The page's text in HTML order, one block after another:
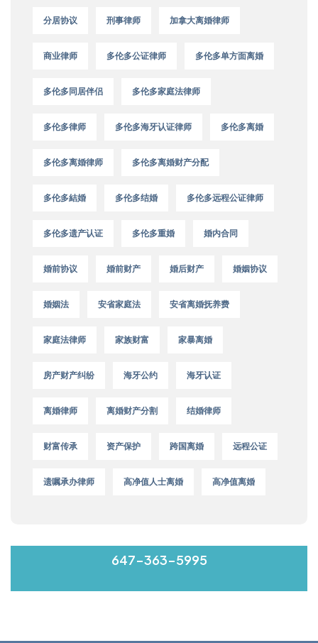
分居协议 刑事律师 加拿大离婚律师
商业律师 多伦多公证律师 多伦多单方面离婚
多伦多同居伴侣 多伦多家庭法律师
多伦多律师 多伦多海牙认证律师 多伦多离婚
多伦多离婚律师 多伦多离婚财产分配
多伦多結婚 多伦多结婚 多伦多远程公证律师
多伦多遗产认证 多伦多重婚 婚内合同
婚前协议 婚前财产 婚后财产 婚姻协议
婚姻法 安省家庭法 安省离婚抚养费
家庭法律师 家族财富 家暴离婚
房产财产纠纷 海牙公约 海牙认证
离婚律师 离婚财产分割 结婚律师
财富传承 资产保护 跨国离婚 远程公证
遗嘱承办律师 高净值人士离婚 高净值离婚
647-363-5995